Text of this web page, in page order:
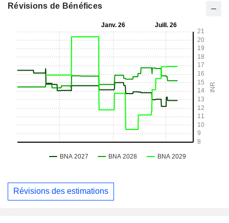
Révisions de Bénéfices
Révisions des estimations